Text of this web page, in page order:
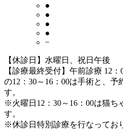
●
●
●
●
−
【休診日】水曜日、祝日午後
【診療最終受付】午前診療 12
の12：30～16：00は手術と、予
す。
※火曜日12：30～16：00は猫ち
す。
※休診日特別診療を行なってお